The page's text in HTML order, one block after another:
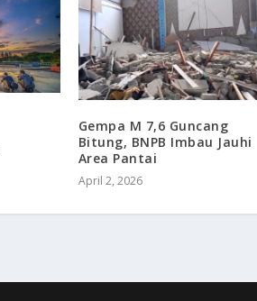
Gempa M 7,6 Guncang
Bitung, BNPB Imbau Jauhi
Area Pantai
April 2, 2026